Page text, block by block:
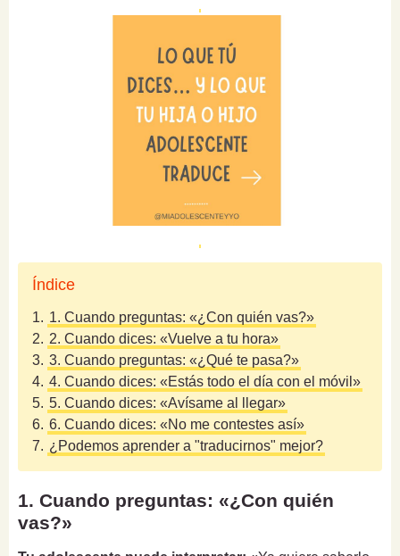
Índice
1. 1. Cuando preguntas: «¿Con quién vas?»
2. 2. Cuando dices: «Vuelve a tu hora»
3. 3. Cuando preguntas: «¿Qué te pasa?»
4. 4. Cuando dices: «Estás todo el día con el móvil»
5. 5. Cuando dices: «Avísame al llegar»
6. 6. Cuando dices: «No me contestes así»
7. ¿Podemos aprender a "traducirnos" mejor?
1. Cuando preguntas: «¿Con quién
vas?»